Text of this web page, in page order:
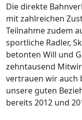
Die direkte
mit zahlreichen
Teilnahme zudem
sportliche Radler,
betonten Will und
zehntausend
vertrauen wir auch
unsere guten
bereits 2012 und